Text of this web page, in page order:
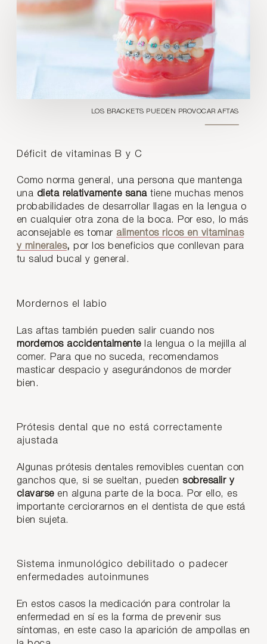
LOS BRACKETS PUEDEN PROVOCAR AFTAS
Déficit de vitaminas B y C
Como norma general, una persona que mantenga
una dieta relativamente sanatiene muchas menos
probabilidades de desarrollar llagas en la lengua o
en cualquier otra zona de la boca. Por eso, lo más
aconsejable es tomar alimentos ricos en vitaminas
y minerales,por los beneficios que conllevan para
tu salud bucal y general.
Mordernos el labio
Las aftas también pueden salir cuando nos
mordemos accidentalmentela lengua o la mejilla al
comer. Para que no suceda, recomendamos
masticar despacio y asegurándonos de morder
bien.
Prótesis dental que no está correctamente
ajustada
Algunas prótesis dentales removibles cuentan con
ganchos que, si se sueltan, pueden sobresalir y
clavarseen alguna parte de la boca. Por ello, es
importante cerciorarnos en el dentista de que está
bien sujeta.
Sistema inmunológico debilitado o padecer
enfermedades autoinmunes
En estos casos la medicación para controlar la
enfermedad en sí es la forma de prevenir sus
síntomas, en este caso la aparición de ampollas en